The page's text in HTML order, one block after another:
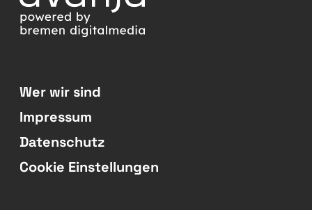
Wer wir sind
Impressum
Datenschutz
Cookie Einstellungen